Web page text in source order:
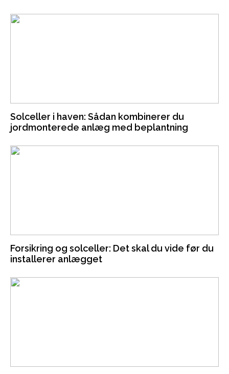
Solceller i haven: Sådan kombinerer du
jordmonterede anlæg med beplantning
Forsikring og solceller: Det skal du vide før du
installerer anlægget